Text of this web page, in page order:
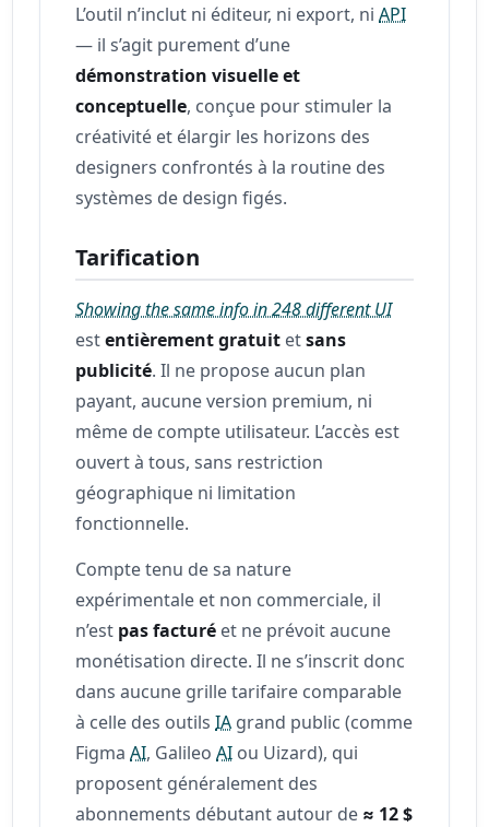
L’outil n’inclut ni éditeur, ni export, niAPI
— il s’agit purement d’une
démonstration visuelle et
conceptuelle, conçue pour stimuler la
créativité et élargir les horizons des
designers confrontés à la routine des
systèmes de design figés.
Tarification
Showing the same info in 248 different UI
estentièrement gratuit etsans
publicité. Il ne propose aucun plan
payant, aucune version premium, ni
même de compte utilisateur. L’accès est
ouvert à tous, sans restriction
géographique ni limitation
fonctionnelle.
Compte tenu de sa nature
expérimentale et non commerciale, il
n’est pas facturé et ne prévoit aucune
monétisation directe. Il ne s’inscrit donc
dans aucune grille tarifaire comparable
à celle des outilsIA grand public (comme
FigmaAI, GalileoAI ou Uizard), qui
proposent généralement des
abonnements débutant autour de ≈ 12 $